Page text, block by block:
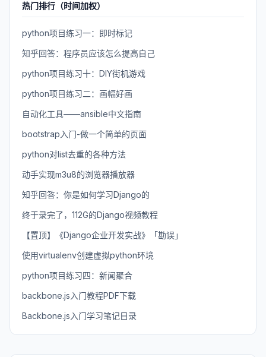
热门排行（时间加权）
python项目练习一：即时标记
知乎回答：程序员应该怎么提高自己
python项目练习十：DIY街机游戏
python项目练习二：画幅好画
自动化工具——ansible中文指南
bootstrap入门-做一个简单的页面
python对list去重的各种方法
动手实现m3u8的浏览器播放器
知乎回答：你是如何学习Django的
终于录完了，112G的Django视频教程
【置顶】《Django企业开发实战》「勘误」
使用virtualenv创建虚拟python环境
python项目练习四：新闻聚合
backbone.js入门教程PDF下载
Backbone.js入门学习笔记目录